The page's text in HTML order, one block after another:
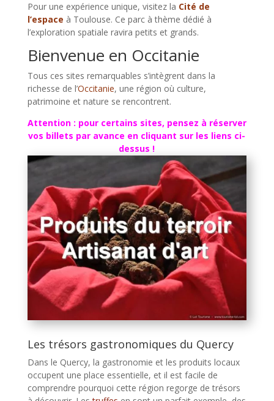
Pour une expérience unique, visitez la Cité de
l’espace à Toulouse. Ce parc à thème dédié à
l’exploration spatiale ravira petits et grands.
Bienvenue en Occitanie
Tous ces sites remarquables s’intègrent dans la
richesse de l’Occitanie, une région où culture,
patrimoine et nature se rencontrent.
Attention : pour certains sites, pensez à réserver
vos billets par avance en cliquant sur les liens ci-
dessus !
Les trésors gastronomiques du Quercy
Dans le Quercy, la gastronomie et les produits locaux
occupent une place essentielle, et il est facile de
comprendre pourquoi cette région regorge de trésors